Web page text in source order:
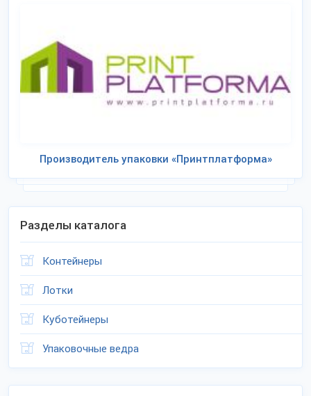
Производитель упаковки «Принтплатформа»
Разделы каталога
Контейнеры
Лотки
Куботейнеры
Упаковочные ведра